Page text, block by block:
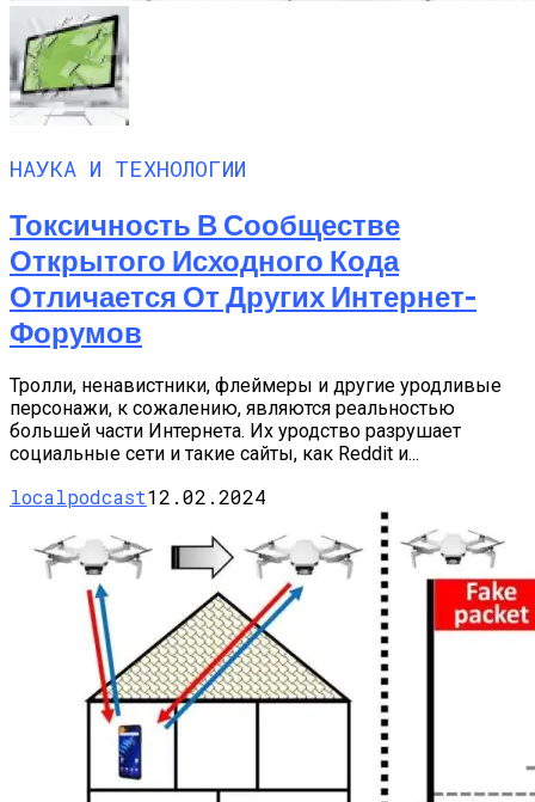
НАУКА И ТЕХНОЛОГИИ
Токсичность В Сообществе
Открытого Исходного Кода
Отличается От Других Интернет-
Форумов
Тролли, ненавистники, флеймеры и другие уродливые
персонажи, к сожалению, являются реальностью
большей части Интернета. Их уродство разрушает
социальные сети и такие сайты, как Reddit и...
localpodcast12.02.2024